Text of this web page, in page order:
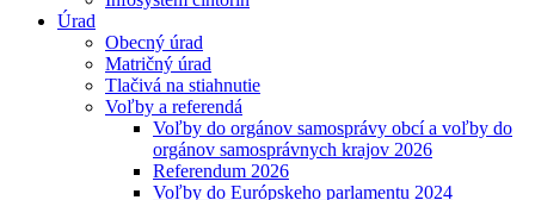
Úrad
Obecný úrad
Matričný úrad
Tlačivá na stiahnutie
Voľby a referendá
Voľby do orgánov samosprávy obcí a voľby do
orgánov samosprávnych krajov 2026
Referendum 2026
Voľby do Európskeho parlamentu 2024